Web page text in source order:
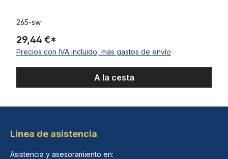
265-sw
29,44 €*
Precios con IVA incluido, más gastos de envío
A la cesta
Línea de asistencia
Asistencia y asesoramiento en: